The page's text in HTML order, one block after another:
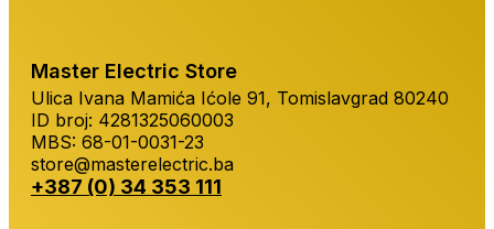
Master Electric Store
Ulica Ivana Mamića Ićole 91, Tomislavgrad 80240
ID broj: 4281325060003
MBS: 68-01-0031-23
store@masterelectric.ba
+387 (0) 34 353 111